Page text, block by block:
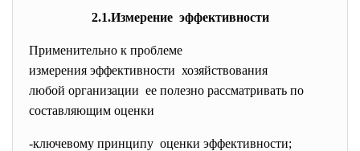
2.1.Измерение эффективности
Применительно к проблеме
измерения эффективности хозяйствования
любой организации ее полезно рассматривать по
составляющим оценки
-ключевому принципу оценки эффективности;